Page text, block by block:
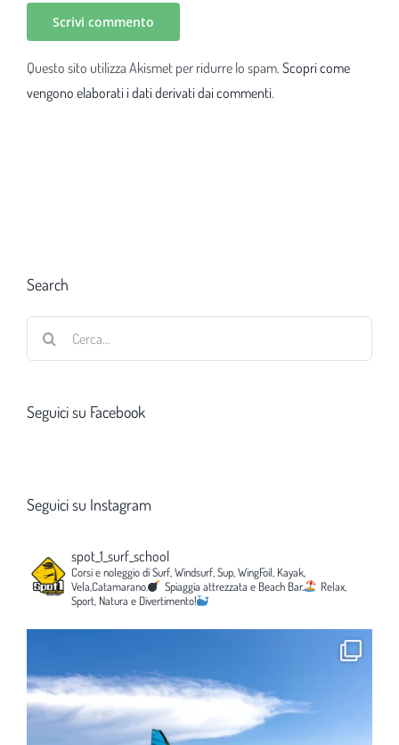
Questo sito utilizza Akismet per ridurre lo spam. Scopri come
vengono elaborati i dati derivati dai commenti.
Search
Seguici su Facebook
Seguici su Instagram
spot_1_surf_school
Corsi e noleggio di Surf, Windsurf, Sup, WingFoil, Kayak,
Vela,Catamarano.
Spiaggia attrezzata e Beach Bar.
Relax,
Sport, Natura e Divertimento!